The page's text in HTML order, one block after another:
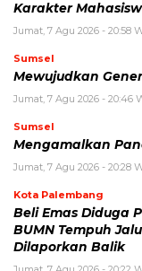
Karakter
Jumat, 7 Agu 2026 - 20:58
Sumsel
Mewujudkan
Jumat, 7 Agu 2026 - 20:46
Sumsel
Mengamalkan
Jumat, 7 Agu 2026 - 20:28
Kota Palembang
Beli Emas Diduga
BUMN Tempuh
Dilaporkan Balik